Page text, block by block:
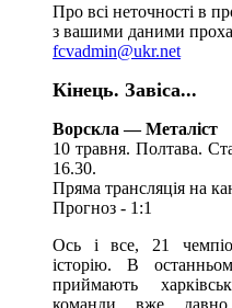
Про всі неточності в
з вашими даними
fcvadmin@ukr.net
Кінець. Завіса...
Ворскла — Металіст
10 травня. Полтава.
16.30.
Пряма трансляція на
Прогноз - 1:1
Ось і все, 21
історію. В
приймають
команди вже давно